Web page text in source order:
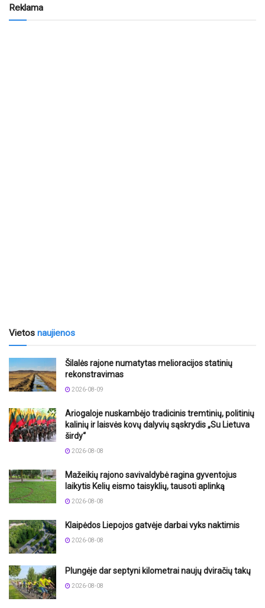
Reklama
Vietos naujienos
Šilalės rajone numatytas melioracijos statinių
rekonstravimas
2026-08-09
Ariogaloje nuskambėjo tradicinis tremtinių, politinių
kalinių ir laisvės kovų dalyvių sąskrydis „Su Lietuva
širdy“
2026-08-08
Mažeikių rajono savivaldybė ragina gyventojus
laikytis Kelių eismo taisyklių, tausoti aplinką
2026-08-08
Klaipėdos Liepojos gatvėje darbai vyks naktimis
2026-08-08
Plungėje dar septyni kilometrai naujų dviračių takų
2026-08-08